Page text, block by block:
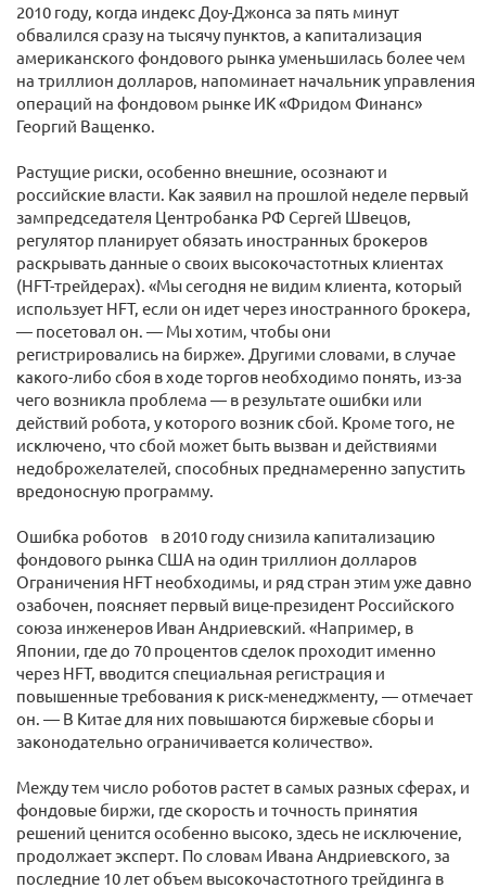
2010 году, когда индекс Доу-Джонса за пять минут
обвалился сразу на тысячу пунктов, а капитализация
американского фондового рынка уменьшилась более чем
на триллион долларов, напоминает начальник управления
операций на фондовом рынке ИК «Фридом Финанс»
Георгий Ващенко.
Растущие риски, особенно внешние, осознают и
российские власти. Как заявил на прошлой неделе первый
зампредседателя Центробанка РФ Сергей Швецов,
регулятор планирует обязать иностранных брокеров
раскрывать данные о своих высокочастотных клиентах
(HFT-трейдерах). «Мы сегодня не видим клиента, который
использует HFT, если он идет через иностранного брокера,
— посетовал он. — Мы хотим, чтобы они
регистрировались на бирже». Другими словами, в случае
какого-либо сбоя в ходе торгов необходимо понять, из-за
чего возникла проблема — в результате ошибки или
действий робота, у которого возник сбой. Кроме того, не
исключено, что сбой может быть вызван и действиями
недоброжелателей, способных преднамеренно запустить
вредоносную программу.
Ошибка роботов в 2010 году снизила капитализацию
фондового рынка США на один триллион долларов
Ограничения HFT необходимы, и ряд стран этим уже давно
озабочен, поясняет первый вице-президент Российского
союза инженеров Иван Андриевский. «Например, в
Японии, где до 70 процентов сделок проходит именно
через HFT, вводится специальная регистрация и
повышенные требования к риск-менеджменту, — отмечает
он. — В Китае для них повышаются биржевые сборы и
законодательно ограничивается количество».
Между тем число роботов растет в самых разных сферах, и
фондовые биржи, где скорость и точность принятия
решений ценится особенно высоко, здесь не исключение,
продолжает эксперт. По словам Ивана Андриевского, за
последние 10 лет объем высокочастотного трейдинга в